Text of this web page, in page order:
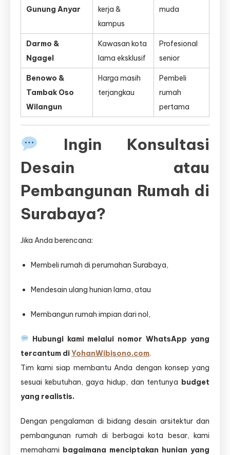
Gunung Anyar
kerja &
kampus
muda
Darmo &
Ngagel
Kawasan kota
lama eksklusif
Profesional
senior
Benowo &
Tambak Oso
Wilangun
Harga masih
terjangkau
Pembeli
rumah
pertama
Ingin Konsultasi
Desain atau
Pembangunan Rumah di
Surabaya?
Jika Anda berencana:
Membeli rumah di perumahan Surabaya,
Mendesain ulang hunian lama, atau
Membangun rumah impian dari nol,
Hubungi kami melalui nomor WhatsApp yang
tercantum diYohanWibisono.com.
Tim kami siap membantu Anda dengan konsep yang
sesuai kebutuhan, gaya hidup, dan tentunya budget
yang realistis.
Dengan pengalaman di bidang desain arsitektur dan
pembangunan rumah di berbagai kota besar, kami
memahami bagaimana menciptakan hunian yang